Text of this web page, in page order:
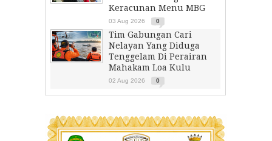
Keracunan Menu MBG
03 Aug 2026 0
Tim Gabungan Cari
Nelayan Yang Diduga
Tenggelam Di Perairan
Mahakam Loa Kulu
02 Aug 2026 0